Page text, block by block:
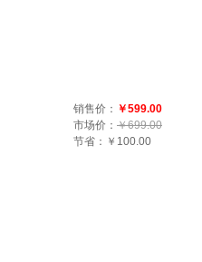
销售价： ￥599.00
市场价： ￥699.00
节省： ￥100.00